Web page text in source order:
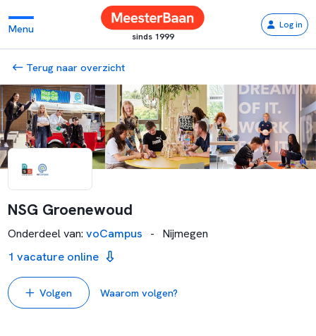
Menu
sinds 1999
Log in
Terug naar overzicht
NSG Groenewoud
Onderdeel van: voCampus -
Nijmegen
1 vacature online
Volgen Waarom volgen?